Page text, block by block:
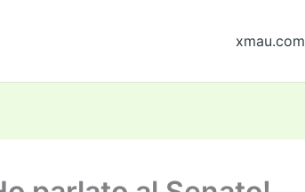
xmau.com